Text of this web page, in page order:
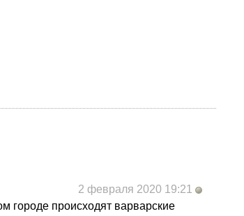
2 февраля 2020 19:21
городе происходят варварские